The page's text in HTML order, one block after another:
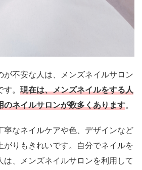
が不安な人は、メンズネイルサロン
。 現在は、メンズネイルをする人
のネイルサロンが数多くあります。
寧なネイルケアや色、デザインなど
がりもきれいです。自分でネイルを
は、メンズネイルサロンを利用して